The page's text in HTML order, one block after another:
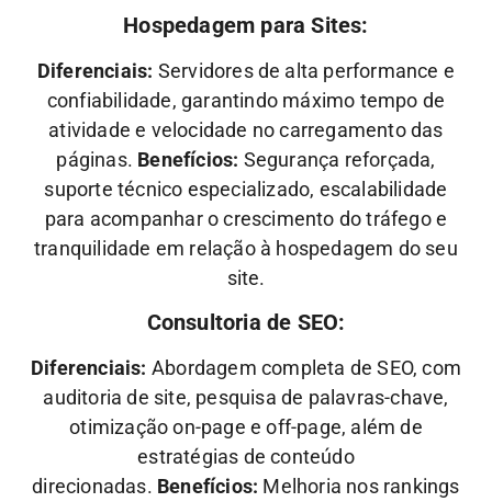
Hospedagem para Sites:
Diferenciais: Servidores de alta performance e
confiabilidade, garantindo máximo tempo de
atividade e velocidade no carregamento das
páginas. Benefícios: Segurança reforçada,
suporte técnico especializado, escalabilidade
para acompanhar o crescimento do tráfego e
tranquilidade em relação à hospedagem do seu
site.
Consultoria de SEO:
Diferenciais: Abordagem completa de SEO, com
auditoria de site, pesquisa de palavras-chave,
otimização on-page e off-page, além de
estratégias de conteúdo
direcionadas. Benefícios: Melhoria nos rankings